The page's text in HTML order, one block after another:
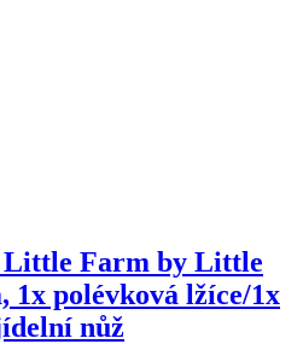
Little Farm by Little
1x polévková lžíce/1x
nůž